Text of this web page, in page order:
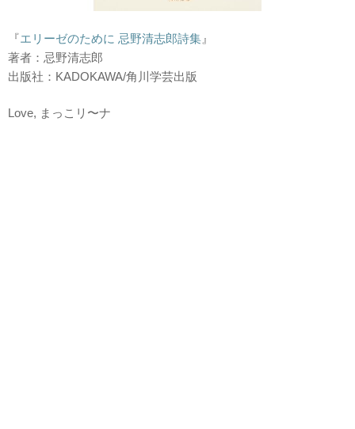
『エリーゼのために 忌野清志郎詩集 』
著者：忌野清志郎
出版社：KADOKAWA/角川学芸出版
Love, まっこリ〜ナ